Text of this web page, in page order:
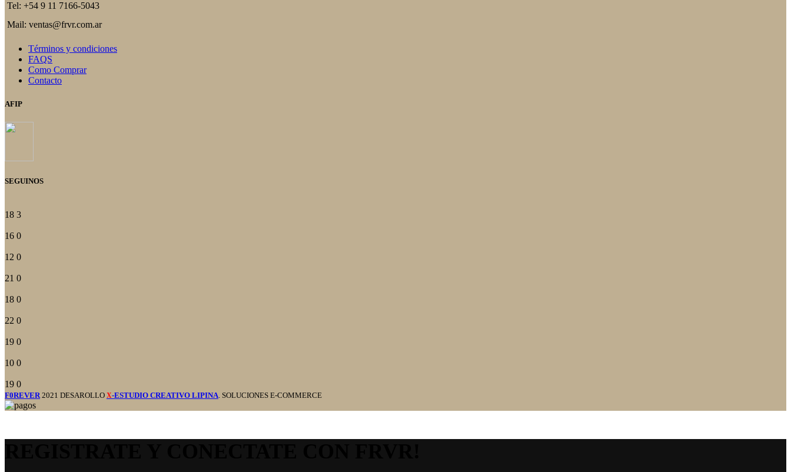
Tel: +54 9 11 7166-5043
Mail: ventas@frvr.com.ar
Términos y condiciones
FAQS
Como Comprar
Contacto
AFIP
SEGUINOS
18 3
16 0
12 0
21 0
18 0
22 0
19 0
10 0
19 0
F0REVER 2021 DESAROLLO X-ESTUDIO CREATIVO LIPINA. SOLUCIONES E-COMMERCE